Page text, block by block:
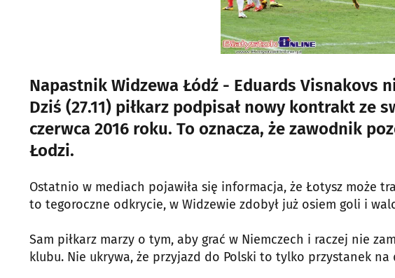
Napastnik Widzewa Łódź - Eduards Visnakovs
Dziś (27.11) piłkarz podpisał nowy kontrakt ze
czerwca 2016 roku. To oznacza, że zawodnik
Łodzi.
Ostatnio w mediach pojawiła się informacja, że Łotysz może
to tegoroczne odkrycie, w Widzewie zdobył już osiem goli i
Sam piłkarz marzy o tym, aby grać w Niemczech i raczej nie
klubu. Nie ukrywa, że przyjazd do Polski to tylko przystanek